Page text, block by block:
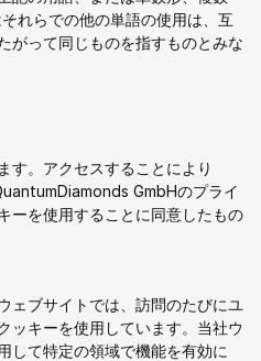
れらでの他の単語の使用は、互
がって同じものを指すものとみな
す。アクセスすることにより
GmbHのプライ
ーを使用することに同意したもの
ェブサイトでは、訪問のたびにユ
ッキーを使用しています。当社ウ
して特定の領域で機能を有効に